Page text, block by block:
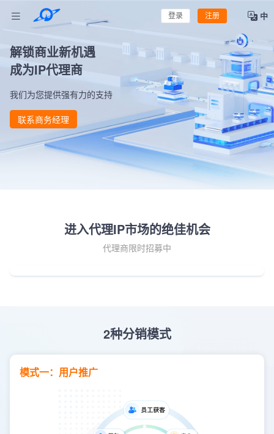
登录 注册 中
解锁商业新机遇
成为IP代理商
我们为您提供强有力的支持
联系商务经理
进入代理IP市场的绝佳机会
代理商限时招募中
2种分销模式
模式一：用户推广